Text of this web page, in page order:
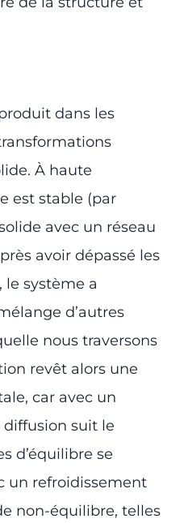
dans les
À haute
est stable (par
avec un réseau
avoir dépassé les
système a
d’autres
nous traversons
revêt alors une
car avec un
suit le
d’équilibre se
un refroidissement
non-équilibre, telles